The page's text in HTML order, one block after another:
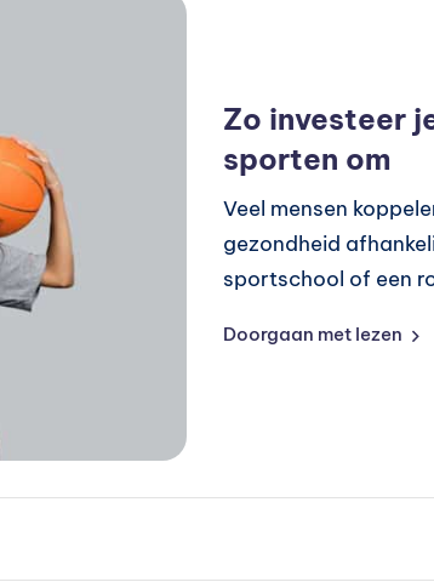
Zo investeer
sporten om
Veel mensen
gezondheid
sportschool of een
Doorgaan met lezen